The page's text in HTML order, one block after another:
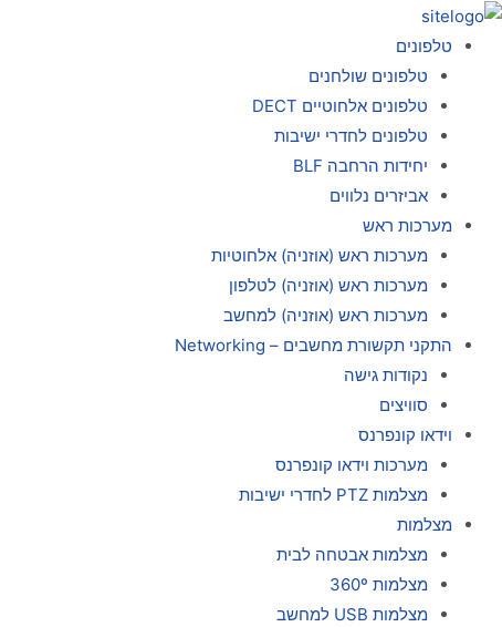
דילוג
לתוכן
טלפונים
טלפונים שולחנים
טלפונים אלחוטיים DECT
טלפונים לחדרי ישיבות
יחידות הרחבה BLF
אביזרים נלווים
מערכות ראש
מערכות ראש (אוזניה) אלחוטיות
מערכות ראש (אוזניה) לטלפון
מערכות ראש (אוזניה) למחשב
התקני תקשורת מחשבים – Networking
נקודות גישה
סוויצים
וידאו קונפרנס
מערכות וידאו קונפרנס
מצלמות PTZ לחדרי ישיבות
מצלמות
מצלמות אבטחה לבית
מצלמות 360º
מצלמות USB למחשב